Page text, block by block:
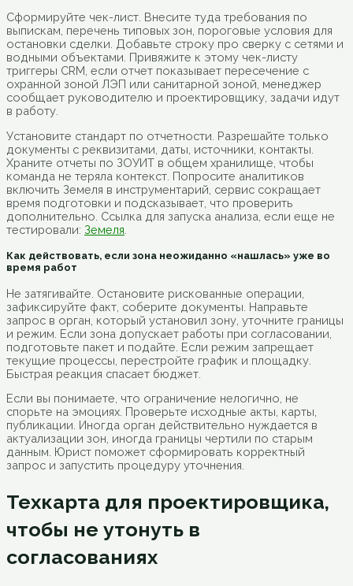
Сформируйте чек-лист. Внесите туда требования по
выпискам, перечень типовых зон, пороговые условия для
остановки сделки. Добавьте строку про сверку с сетями и
водными объектами. Привяжите к этому чек-листу
триггеры CRM, если отчет показывает пересечение с
охранной зоной ЛЭП или санитарной зоной, менеджер
сообщает руководителю и проектировщику, задачи идут
в работу.
Установите стандарт по отчетности. Разрешайте только
документы с реквизитами, даты, источники, контакты.
Храните отчеты по ЗОУИТ в общем хранилище, чтобы
команда не теряла контекст. Попросите аналитиков
включить Земеля в инструментарий, сервис сокращает
время подготовки и подсказывает, что проверить
дополнительно. Ссылка для запуска анализа, если еще не
тестировали: Земеля
Как действовать, если зона неожиданно «нашлась» уже во
время работ
Не затягивайте. Остановите рискованные операции,
зафиксируйте факт, соберите документы. Направьте
запрос в орган, который установил зону, уточните границы
и режим. Если зона допускает работы при согласовании,
подготовьте пакет и подайте. Если режим запрещает
текущие процессы, перестройте график и площадку.
Быстрая реакция спасает бюджет.
Если вы понимаете, что ограничение нелогично, не
спорьте на эмоциях. Проверьте исходные акты, карты,
публикации. Иногда орган действительно нуждается в
актуализации зон, иногда границы чертили по старым
данным. Юрист поможет сформировать корректный
запрос и запустить процедуру уточнения.
Техкарта для проектировщика,
чтобы не утонуть в
согласованиях